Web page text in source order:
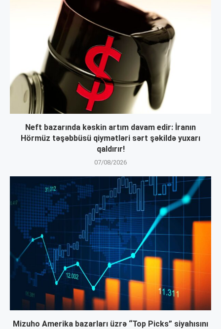
Neft bazarında kəskin artım davam edir: İranın
Hörmüz təşəbbüsü qiymətləri sərt şəkildə yuxarı
qaldırır!
07/08/2026
Mizuho Amerika bazarları üzrə “Top Picks” siyahısını